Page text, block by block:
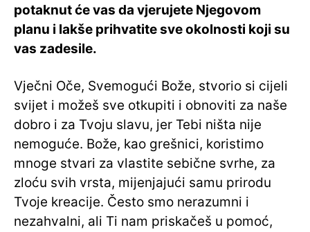
potaknut će vas da vjerujete Njegovom
planu i lakše prihvatite sve okolnosti koji su
vas zadesile.
Vječni Oče, Svemogući Bože, stvorio si cijeli
svijet i možeš sve otkupiti i obnoviti za naše
dobro i za Tvoju slavu, jer Tebi ništa nije
nemoguće. Bože, kao grešnici, koristimo
mnoge stvari za vlastite sebične svrhe, za
zloću svih vrsta, mijenjajući samu prirodu
Tvoje kreacije. Često smo nerazumni i
nezahvalni, ali Ti nam priskačeš u pomoć,